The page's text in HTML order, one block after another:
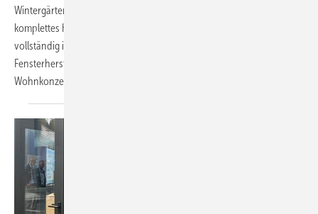
Wintergärten, Terrassendächer und Glas-Faltwände präsentiert ein
komplettes Konzepthaus im österreichischen Salzkammergut. Das fast
vollständig in Holzbauweise errichtete Gebäude zeigt, wie der
Fensterhersteller seine Kernkompetenz in ein ganzheitliches
Wohnkonzept